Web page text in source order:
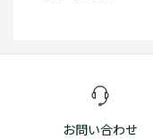
お問い合わせ